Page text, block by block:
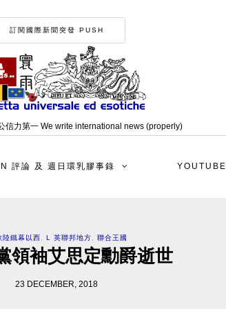
訂閱國際新聞突發 PUSH
信力第一 We write international news (properly)
評論 及 週日環乳膠事錄 YOUTUBE
陸鐵幕以西 L 英聯邦地方 聯合王國
領袖艾思定勳爵逝世
23 DECEMBER, 2018